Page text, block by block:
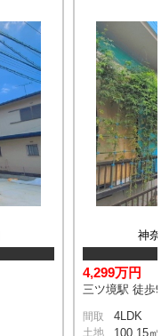
神
4,299万円
三ツ境駅 徒歩
間取 4LDK
土地 100.15㎡